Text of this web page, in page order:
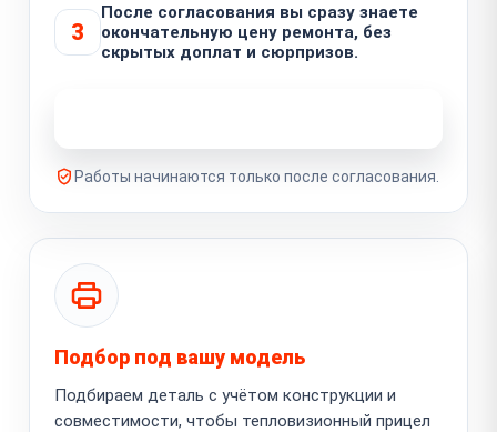
3
После согласования вы сразу знаете
окончательную цену ремонта, без
скрытых доплат и сюрпризов.
Работы начинаются только после согласования.
Подбор под вашу модель
Подбираем деталь с учётом конструкции и
совместимости, чтобы тепловизионный прицел